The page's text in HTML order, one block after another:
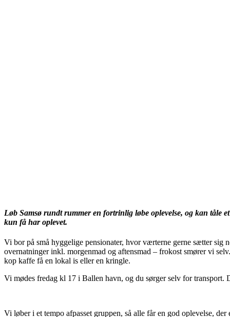
Løb Samsø rundt rummer en fortrinlig løbe oplevelse, og kan tåle
kun få har oplevet.
Vi bor på små hyggelige pensionater, hvor værterne gerne sætter sig
overnatninger inkl. morgenmad og aftensmad – frokost smører vi
kop kaffe få en lokal is eller en kringle.
Vi mødes fredag kl 17 i Ballen havn, og du sørger selv for transport.
Vi løber i et tempo afpasset gruppen, så alle får en god oplevelse,